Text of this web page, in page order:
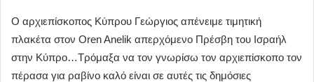
Ο αρχιεπίσκοπος Κύπρου Γεώργιος απένειμε τιμητική
πλακέτα στον Oren Anelik απερχόμενο Πρέσβη του Ισραήλ
στην Κύπρο…Τρόμαξα να τον γνωρίσω τον αρχιεπίσκοπο τον
πέρασα για ραβίνο καλό είναι σε αυτές τις δημόσιες